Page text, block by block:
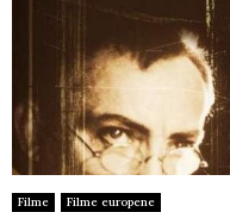
Filme Filme europene